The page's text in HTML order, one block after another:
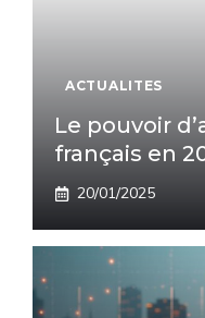
ACTUALITES
Le pouvoir
français en
20/01/2025